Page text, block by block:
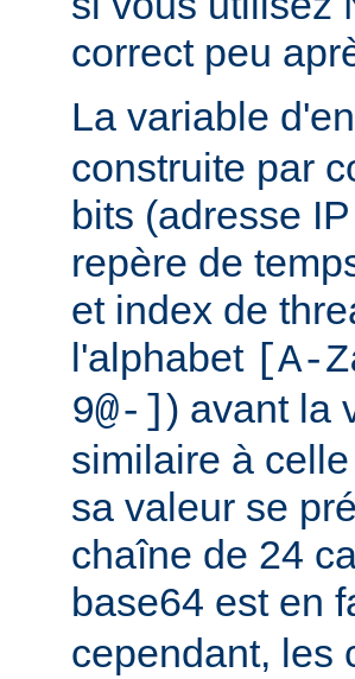
correct peu
La variable
construite par
bits (adresse
repère de
et index de
l'alphabet [A-
9@-] ) avant la
similaire à
sa valeur se
chaîne de 24
base64 est en
cependant, les